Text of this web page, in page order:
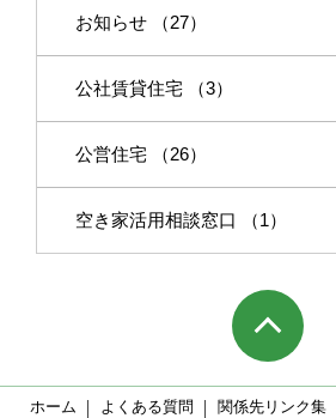
お知らせ （27）
公社賃貸住宅 （3）
公営住宅 （26）
空き家活用相談窓口 （1）
ホーム よくある質問 関係先リンク集